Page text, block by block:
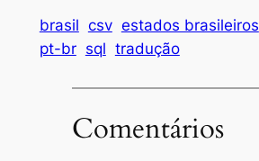
brasil csv estados brasileiros
pt-br sql tradução
Comentários